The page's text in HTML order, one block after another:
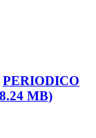
PERIODICO
MB)